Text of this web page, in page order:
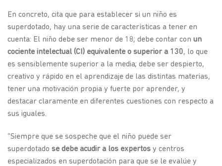
En concreto, cita que para establecer si un niño es
superdotado, hay una serie de características a tener en
cuenta: El niño debe ser menor de 18; debe contar con un
cociente intelectual (CI) equivalente o superior a 130, lo que
es sensiblemente superior a la media; debe ser despierto,
creativo y rápido en el aprendizaje de las distintas materias,
tener una motivación propia y fuerte por aprender, y
destacar claramente en diferentes cuestiones con respecto a
sus iguales.
“Siempre que se sospeche que el niño puede ser
superdotado se debe acudir a los expertos y centros
especializados en superdotación para que se le evalúe y